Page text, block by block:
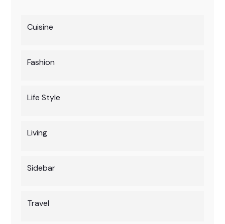
Cuisine
Fashion
Life Style
Living
Sidebar
Travel